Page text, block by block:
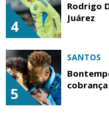
4
Rodrigo
Juárez
5
SANTOS